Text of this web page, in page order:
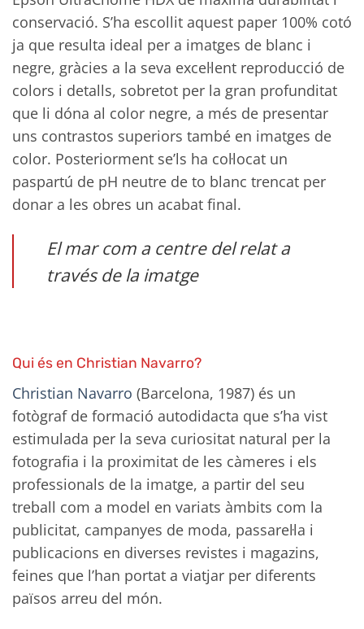
conservació. S’ha escollit aquest paper 100% cotó
ja que resulta ideal per a imatges de blanc i
negre, gràcies a la seva excel·lent reproducció de
colors i detalls, sobretot per la gran profunditat
que li dóna al color negre, a més de presentar
uns contrastos superiors també en imatges de
color. Posteriorment se’ls ha col·locat un
paspartú de pH neutre de to blanc trencat per
donar a les obres un acabat final.
El mar com a centre del relat a
través de la imatge
Qui és en Christian Navarro?
Christian Navarro (Barcelona, 1987) és un
fotògraf de formació autodidacta que s’ha vist
estimulada per la seva curiositat natural per la
fotografia i la proximitat de les càmeres i els
professionals de la imatge, a partir del seu
treball com a model en variats àmbits com la
publicitat, campanyes de moda, passarel·la i
publicacions en diverses revistes i magazins,
feines que l’han portat a viatjar per diferents
països arreu del món.